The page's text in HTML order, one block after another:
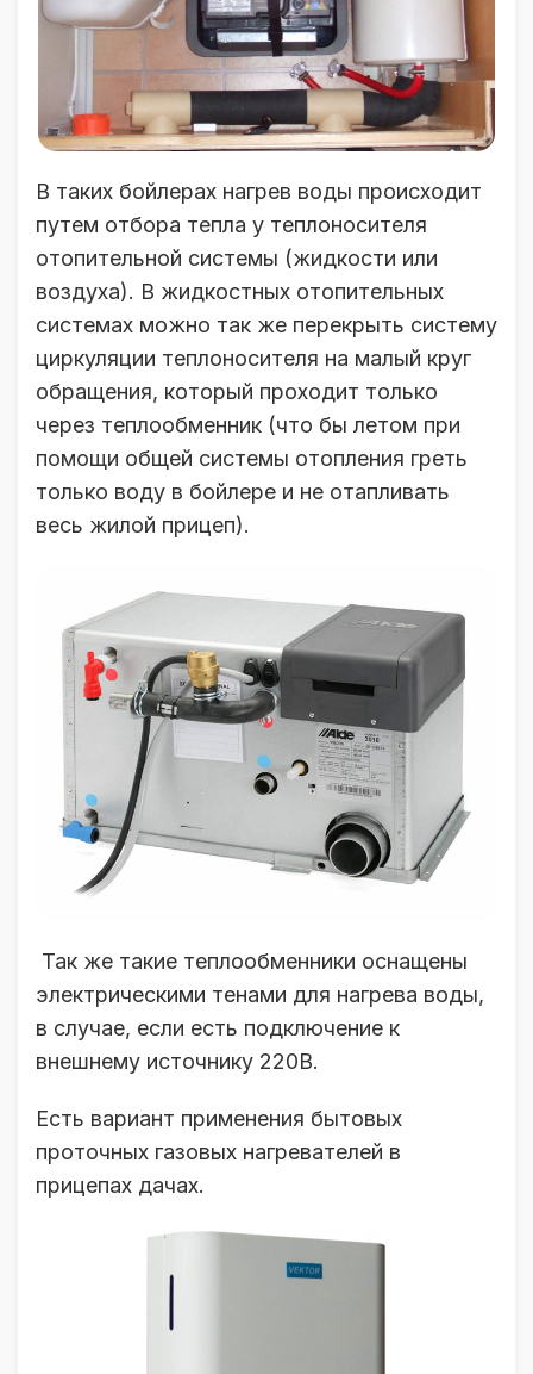
В таких бойлерах нагрев воды происходит
путем отбора тепла у теплоносителя
отопительной системы (жидкости или
воздуха). В жидкостных отопительных
системах можно так же перекрыть систему
циркуляции теплоносителя на малый круг
обращения, который проходит только
через теплообменник (что бы летом при
помощи общей системы отопления греть
только воду в бойлере и не отапливать
весь жилой прицеп).
Так же такие теплообменники оснащены
электрическими тенами для нагрева воды,
в случае, если есть подключение к
внешнему источнику 220В.
Есть вариант применения бытовых
проточных газовых нагревателей в
прицепах дачах.